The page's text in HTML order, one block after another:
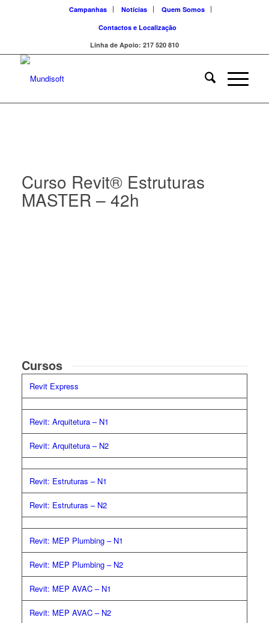
Campanhas Notícias
Quem Somos
Contactos e Localização
Linha de Apoio: 217 520 810
Curso Revit® Estruturas
MASTER – 42h
Cursos
Revit Express
Revit: Arquitetura – N1
Revit: Arquitetura – N2
Revit: Estruturas – N1
Revit: Estruturas – N2
Revit: MEP Plumbing – N1
Revit: MEP Plumbing – N2
Revit: MEP AVAC – N1
Revit: MEP AVAC – N2